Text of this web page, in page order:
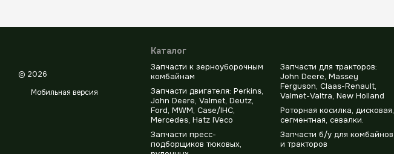
© 2026
Мобильная версия
Каталог
Запчасти к зерноуборочным
комбайнам
Запчасти двигателя: Perkins,
John Deere, Valmet, Deutz,
Ford, MWM, Case/IHC,
Mercedes, Hatz IVeco
Запчасти пресс-
подборщиков тюковых,
Запчасти для тракторов:
John Deere, Massey
Ferguson, Claas-Renault,
Valmet-Valtra, New Holland
Роторная косилка, дисковая,
сегментная, севалки.
Запчасти б/у для комбайнов
и тракторов